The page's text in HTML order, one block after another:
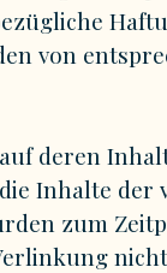
von
deren
Inhalte
zum